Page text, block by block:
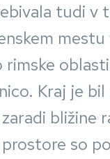
tudi v
rimske
Kraj je
bližine
so